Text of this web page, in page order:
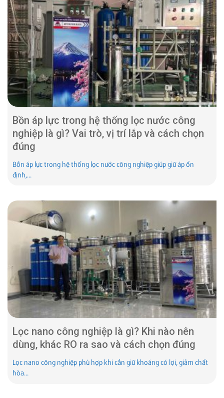
Bồn áp lực trong hệ thống lọc nước công
nghiệp là gì? Vai trò, vị trí lắp và cách chọn
đúng
Bồn áp lực trong hệ thống lọc nước công nghiệp giúp giữ áp ổn
định,...
Lọc nano công nghiệp là gì? Khi nào nên
dùng, khác RO ra sao và cách chọn đúng
Lọc nano công nghiệp phù hợp khi cần giữ khoáng có lợi, giảm chất
hòa...